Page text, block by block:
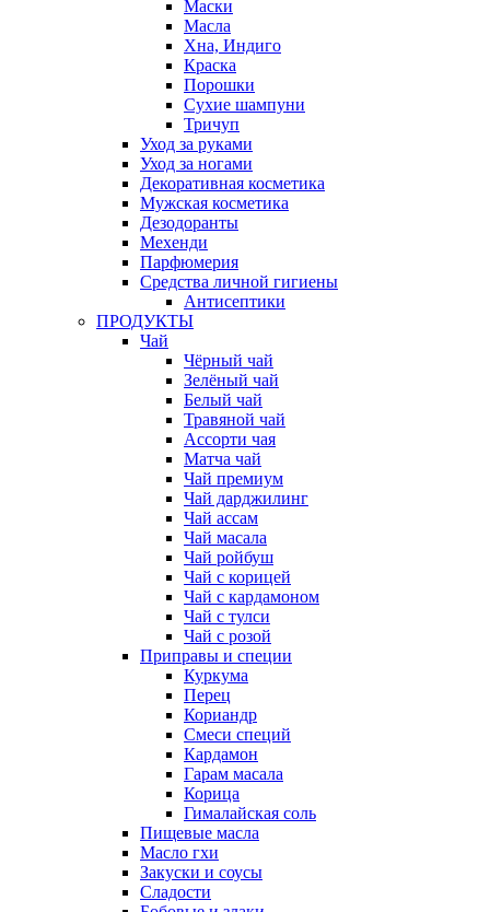
Маски
Масла
Хна, Индиго
Краска
Порошки
Сухие шампуни
Тричуп
Уход за руками
Уход за ногами
Декоративная косметика
Мужская косметика
Дезодоранты
Мехенди
Парфюмерия
Средства личной гигиены
Антисептики
ПРОДУКТЫ
Чай
Чёрный чай
Зелёный чай
Белый чай
Травяной чай
Ассорти чая
Матча чай
Чай премиум
Чай дарджилинг
Чай ассам
Чай масала
Чай ройбуш
Чай с корицей
Чай с кардамоном
Чай с тулси
Чай с розой
Приправы и специи
Куркума
Перец
Кориандр
Смеси специй
Кардамон
Гарам масала
Корица
Гималайская соль
Пищевые масла
Масло гхи
Закуски и соусы
Сладости